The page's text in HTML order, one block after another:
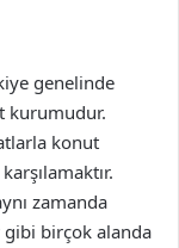
genelinde
kurumudur.
konut
zamanda
gibi birçok alanda